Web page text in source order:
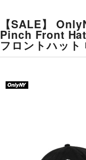
【SALE】
Pinch Front
フロントハッ